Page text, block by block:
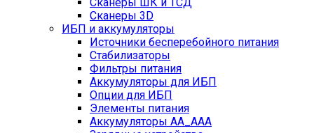
Сканеры 3D
ИБП и аккумуляторы
Источники бесперебойного питания
Стабилизаторы
Фильтры питания
Аккумуляторы для ИБП
Опции для ИБП
Элементы питания
Аккумуляторы AA_AAA